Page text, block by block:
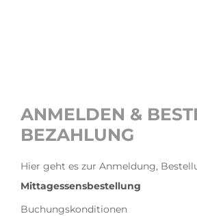
ANMELDEN &
BEZAHLUNG
Hier geht es zur Anmeldung,
Mittagessensbestellung
Buchungskonditionen